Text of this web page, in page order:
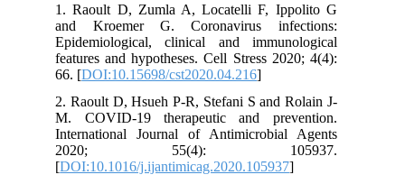
1. Raoult D, Zumla A, Locatelli F, Ippolito G
and Kroemer G. Coronavirus infections:
Epidemiological, clinical and immunological
features and hypotheses. Cell Stress 2020; 4(4):
66. [DOI:10.15698/cst2020.04.216
2. Raoult D, Hsueh P-R, Stefani S and Rolain J-
M. COVID-19 therapeutic and prevention.
International Journal of Antimicrobial Agents
2020; 55(4): 105937.
[DOI:10.1016/j.ijantimicag.2020.105937